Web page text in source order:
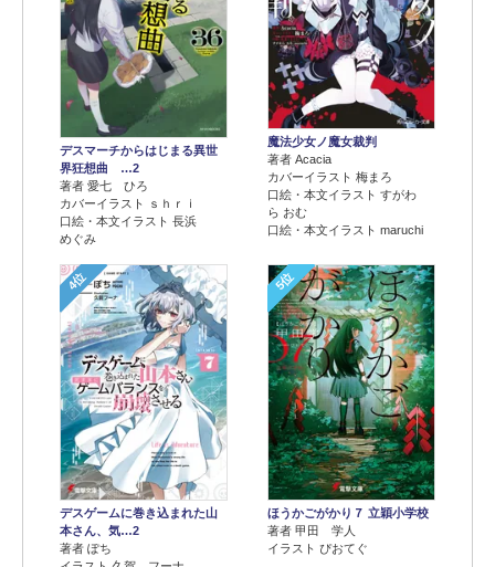
デスマーチからはじまる異世
界狂想曲 …2
著者 愛七 ひろ
カバーイラスト ｓｈｒｉ
口絵・本文イラスト 長浜
めぐみ
魔法少女ノ魔女裁判
著者 Acacia
カバーイラスト 梅まろ
口絵・本文イラスト すがわ
ら おむ
口絵・本文イラスト maruchi
4位
デスゲームに巻き込まれた山
本さん、気…2
著者 ぽち
5位
ほうかごがかり７ 立穎小学校
著者 甲田 学人
イラスト ぴおてぐ